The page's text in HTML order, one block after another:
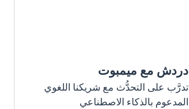
دردش مع ميمبوت
تدرَّب على التحدُّث مع شريكنا اللغوي
المدعوم بالذكاء الاصطناعي